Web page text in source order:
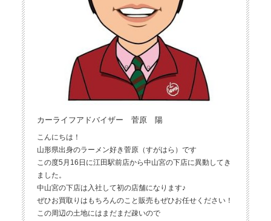
カーライフアドバイザー 菅原 陽
こんにちは！
山形県出身のラーメン好き菅原（すがはら）です
この度5月16日に江田駅前店から中山宮の下店に異動してき
ました。
中山宮の下店は入社して初の店舗になります♪
ぜひお買取りはもちろんのこと販売もぜひお任せください！
この周辺の土地にはまだまだ疎いので